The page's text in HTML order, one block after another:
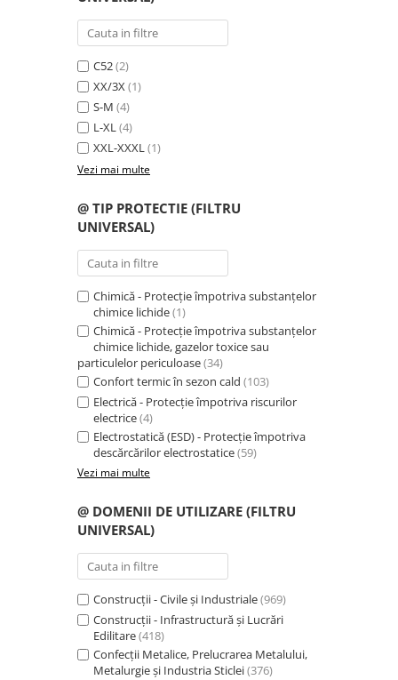
Saboți și papuci
Saboți și papuci de uz general
Saboți de lucru O1
Saboți de protecție OB
Saboți de protecție SB
Sandale de protecție OB
Sandale de protecție SB
Sandale de protecție S1
Sandale de protecție S1P
PROTECȚIA MÂINILOR
Mănuși de protecție
Protecție mecanică
Protecție tăiere
Protecție chimică si biologică
Protecție sudură
Protecție termică (căldură)
Protecție termică (frig)
Protecție descărcări electrostatice
Electroizolante
Riscuri minime
Mânecuțe (Cotiere)
C52(2)
XX/3X(1)
S-M (4)
L-XL(4)
XXL-XXXL(1)
Vezi mai multe
@ TIP PROTECTIE (FILTRU
UNIVERSAL)
Chimică - Protecție împotriva substanțelor
chimice lichide(1)
Chimică - Protecție împotriva substanțelor
chimice lichide, gazelor toxice sau
particulelor periculoase(34)
Confort termic în sezon cald (103)
Electrică - Protecție împotriva riscurilor
electrice(4)
Electrostatică (ESD) - Protecție împotriva
descărcărilor electrostatice(59)
Vezi mai multe
@ DOMENII DE UTILIZARE (FILTRU
UNIVERSAL)
Construcții - Civile și Industriale(969)
Construcții - Infrastructură și Lucrări
Edilitare(418)
Confecții Metalice, Prelucrarea Metalului,
Metalurgie și Industria Sticlei(376)